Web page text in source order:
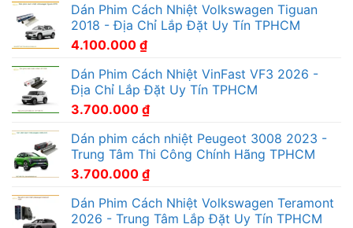
Dán Phim Cách Nhiệt Volkswagen Tiguan
2018 - Địa Chỉ Lắp Đặt Uy Tín TPHCM
4.100.000 ₫
Dán Phim Cách Nhiệt VinFast VF3 2026 -
Địa Chỉ Lắp Đặt Uy Tín TPHCM
3.700.000 ₫
Dán phim cách nhiệt Peugeot 3008 2023 -
Trung Tâm Thi Công Chính Hãng TPHCM
3.700.000 ₫
Dán Phim Cách Nhiệt Volkswagen Teramont
2026 - Trung Tâm Lắp Đặt Uy Tín TPHCM